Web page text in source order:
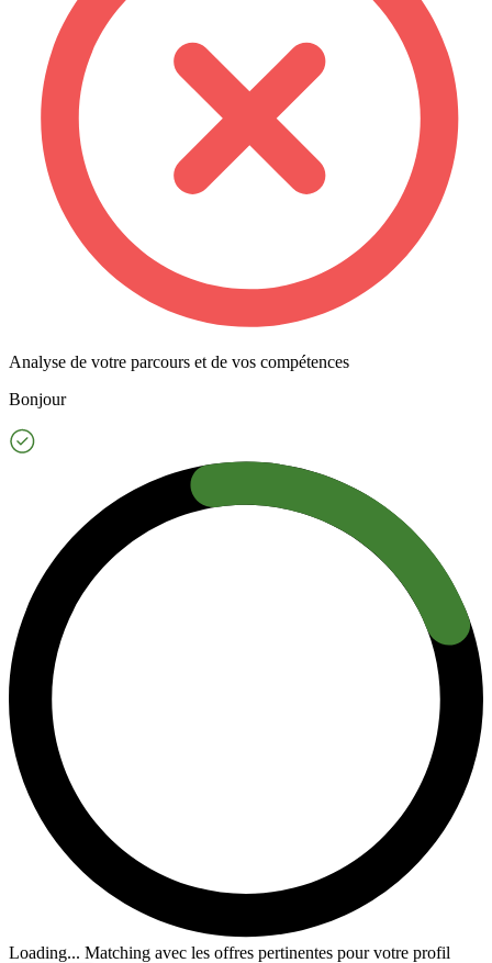
Analyse de votre parcours et de vos compétences
Bonjour
Loading... Matching avec les offres pertinentes pour votre profil